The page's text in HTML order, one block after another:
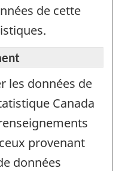
de cette
les données de
Canada
provenant
données